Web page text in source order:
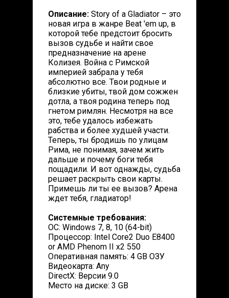
Описание: Story of a Gladiator – это
новая игра в жанре Beat 'em up, в
которой тебе предстоит бросить
вызов судьбе и найти свое
предназначение на арене
Колизея. Война с Римской
империей забрала у тебя
абсолютно все. Твои родные и
близкие убиты, твой дом сожжен
дотла, а твоя родина теперь под
гнетом римлян. Несмотря на все
это, тебе удалось избежать
рабства и более худшей участи.
Теперь, ты бродишь по улицам
Рима, не понимая, зачем жить
дальше и почему боги тебя
пощадили. И вот однажды, судьба
решает раскрыть свои карты.
Примешь ли ты ее вызов? Арена
ждет тебя, гладиатор!
Системные требования:
ОС: Windows 7, 8, 10 (64-bit)
Процессор: Intel Core2 Duo E8400
or AMD Phenom II x2 550
Оперативная память: 4 GB ОЗУ
Видеокарта: Any
DirectX: Версии 9.0
Место на диске: 3 GB